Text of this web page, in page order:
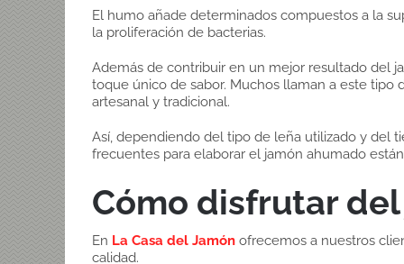
El humo añade determinados compuestos a la
la proliferación de bacterias.
Además de contribuir en un mejor resultado del
toque único de sabor. Muchos llaman a este
artesanal y tradicional.
Así, dependiendo del tipo de leña utilizado y del
frecuentes para elaborar el jamón ahumado
Cómo disfrutar
En La Casa del Jamón ofrecemos a nuestros
calidad.